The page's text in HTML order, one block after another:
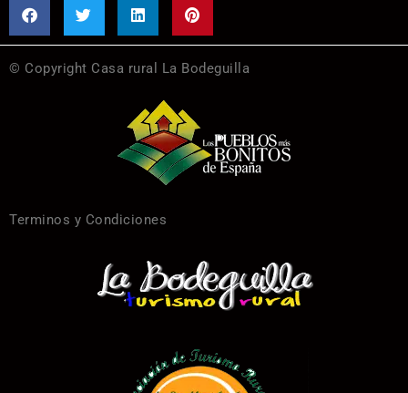
© Copyright Casa rural La Bodeguilla
Terminos y Condiciones